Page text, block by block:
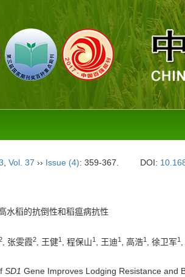
Vol. 37 ›› Issue (4): 359-367. DOI:
水稻的抗倒性和稻瘟病抗性
, 张雯霞2, 王健1 , 程保山1 , 王迪1 , 高浩1 , 徐卫军1
SD1 Gene Improves Lodging Resistance and